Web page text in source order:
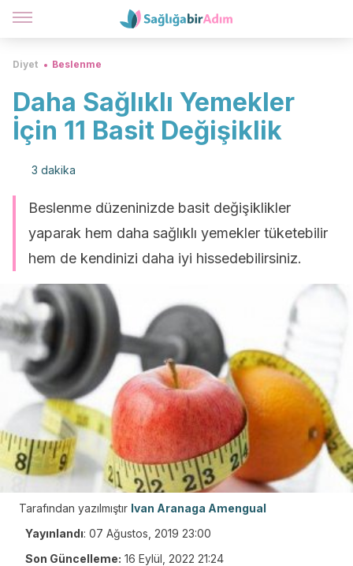
Diyet Beslenme
Daha Sağlıklı Yemekler
İçin 11 Basit Değişiklik
3 dakika
Beslenme düzeninizde basit değişiklikler
yaparak hem daha sağlıklı yemekler tüketebilir
hem de kendinizi daha iyi hissedebilirsiniz.
Tarafından yazılmıştır Ivan Aranaga Amengual
Yayınlandı: 07 Ağustos, 2019 23:00
Son Güncelleme: 16 Eylül, 2022 21:24